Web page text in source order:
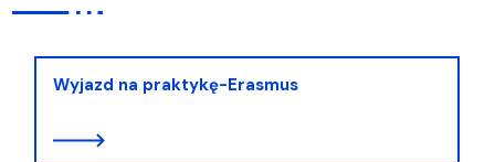
Wyjazd na praktykę-Erasmus